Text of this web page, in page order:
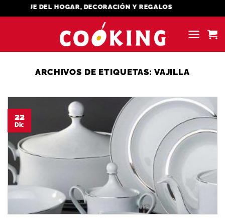
al
MENAJE DEL HOGAR, DECORACIÓN Y REGALOS
ARCHIVOS DE ETIQUETAS: VAJILLA
22
Dic